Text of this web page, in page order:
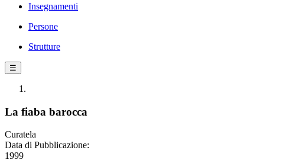
Insegnamenti
Persone
Strutture
☰
La fiaba barocca
Curatela
Data di Pubblicazione:
1999